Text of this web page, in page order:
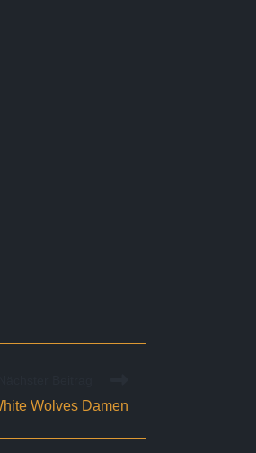
Wolves Damen